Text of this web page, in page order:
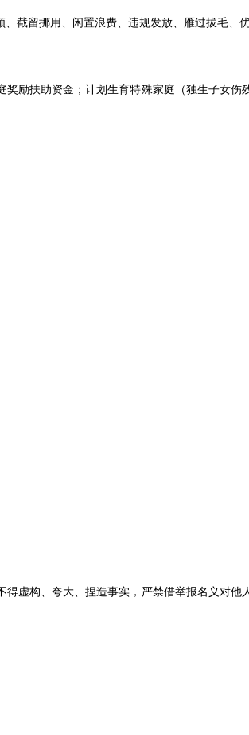
截留挪用、闲置浪费、违规发放、雁过拔毛、
励扶助资金；计划生育特殊家庭（独生子女
虚构、夸大、捏造事实，严禁借举报名义对